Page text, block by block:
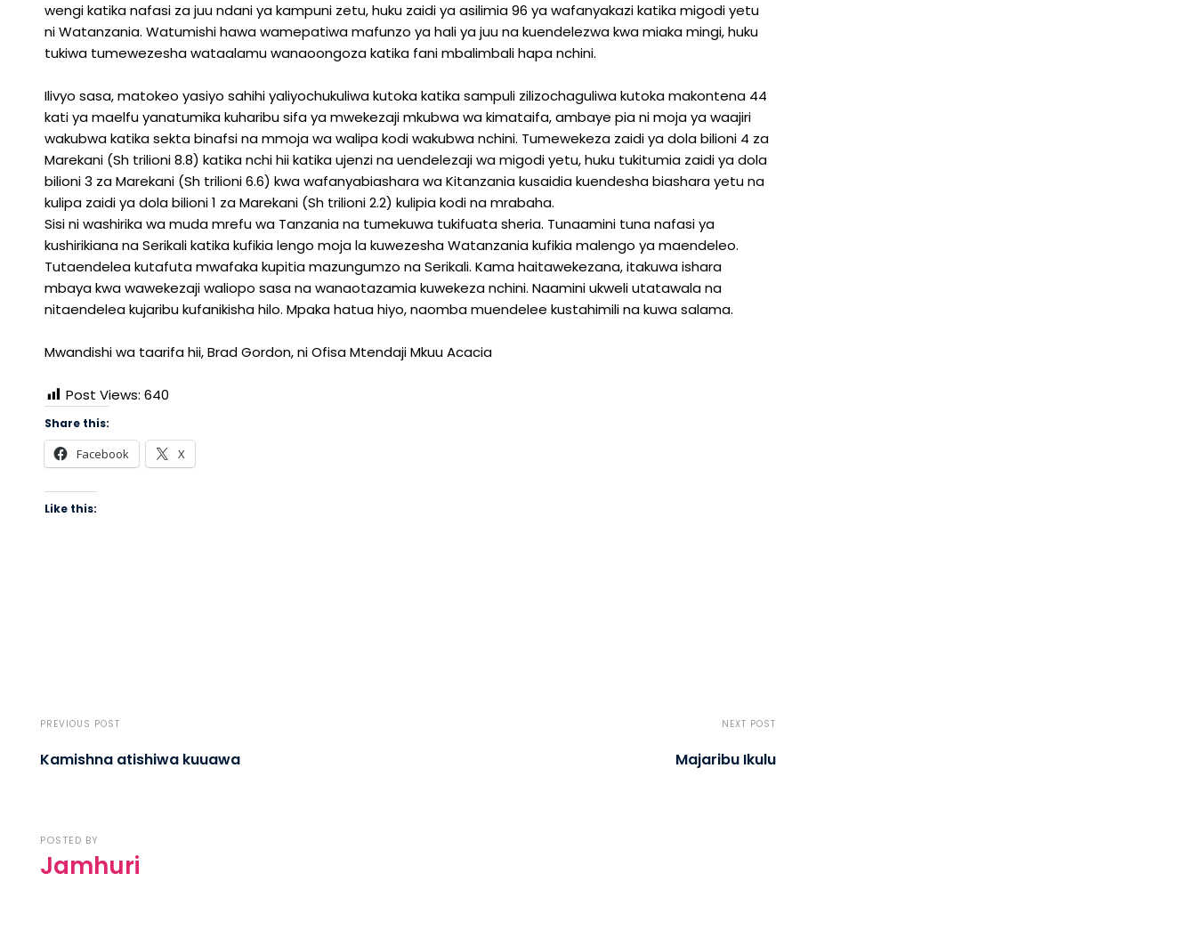
wengi katika nafasi za juu ndani ya kampuni zetu, huku zaidi ya asilimia 96 ya wafanyakazi katika migodi yetu
ni Watanzania. Watumishi hawa wamepatiwa mafunzo ya hali ya juu na kuendelezwa kwa miaka mingi, huku
tukiwa tumewezesha wataalamu wanaoongoza katika fani mbalimbali hapa nchini.
Ilivyo sasa, matokeo yasiyo sahihi yaliyochukuliwa kutoka katika sampuli zilizochaguliwa kutoka makontena 44
kati ya maelfu yanatumika kuharibu sifa ya mwekezaji mkubwa wa kimataifa, ambaye pia ni moja ya waajiri
wakubwa katika sekta binafsi na mmoja wa walipa kodi wakubwa nchini. Tumewekeza zaidi ya dola bilioni 4 za
Marekani (Sh trilioni 8.8) katika nchi hii katika ujenzi na uendelezaji wa migodi yetu, huku tukitumia zaidi ya dola
bilioni 3 za Marekani (Sh trilioni 6.6) kwa wafanyabiashara wa Kitanzania kusaidia kuendesha biashara yetu na
kulipa zaidi ya dola bilioni 1 za Marekani (Sh trilioni 2.2) kulipia kodi na mrabaha.
Sisi ni washirika wa muda mrefu wa Tanzania na tumekuwa tukifuata sheria. Tunaamini tuna nafasi ya
kushirikiana na Serikali katika kufikia lengo moja la kuwezesha Watanzania kufikia malengo ya maendeleo.
Tutaendelea kutafuta mwafaka kupitia mazungumzo na Serikali. Kama haitawekezana, itakuwa ishara
mbaya kwa wawekezaji waliopo sasa na wanaotazamia kuwekeza nchini. Naamini ukweli utatawala na
nitaendelea kujaribu kufanikisha hilo. Mpaka hatua hiyo, naomba muendelee kustahimili na kuwa salama.
Mwandishi wa taarifa hii, Brad Gordon, ni Ofisa Mtendaji Mkuu Acacia
Post Views: 640
Share this:
Facebook X
Like this:
PREVIOUS POST
Kamishna atishiwa kuuawa
NEXT POST
Majaribu Ikulu
POSTED BY
Jamhuri